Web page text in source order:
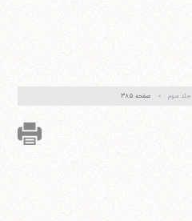
جلد سوم صفحه ۳۸۵